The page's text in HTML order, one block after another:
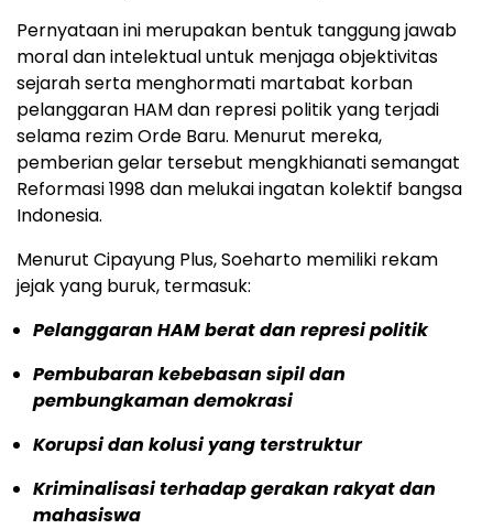
Pernyataan ini merupakan bentuk tanggung jawab
moral dan intelektual untuk menjaga objektivitas
sejarah serta menghormati martabat korban
pelanggaran HAM dan represi politik yang terjadi
selama rezim Orde Baru. Menurut mereka,
pemberian gelar tersebut mengkhianati semangat
Reformasi 1998 dan melukai ingatan kolektif bangsa
Indonesia.
Menurut Cipayung Plus, Soeharto memiliki rekam
jejak yang buruk, termasuk:
Pelanggaran HAM berat dan represi politik
Pembubaran kebebasan sipil dan
pembungkaman demokrasi
Korupsi dan kolusi yang terstruktur
Kriminalisasi terhadap gerakan rakyat dan
mahasiswa